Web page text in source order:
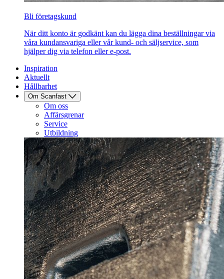
Bli företagskund
När ditt konto är godkänt kan du lägga dina beställningar via
våra kundansvariga eller vår kund- och säljservice, som
hjälper dig via telefon eller e-post.
Inspiration
Aktuellt
Hållbarhet
Om Scanfast
Om oss
Affärsgrenar
Service
Utbildning